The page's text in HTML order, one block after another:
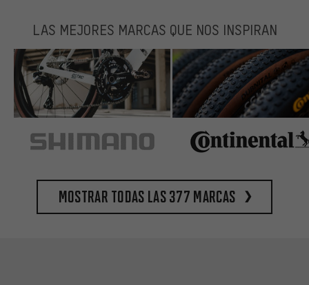
LAS MEJORES MARCAS QUE NOS INSPIRAN
Mostrar todas las 377 marcas